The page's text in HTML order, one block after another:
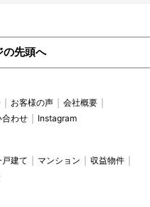
の先頭へ
お客様の声
会社概要
合わせ Instagram
建て マンション
収益物件